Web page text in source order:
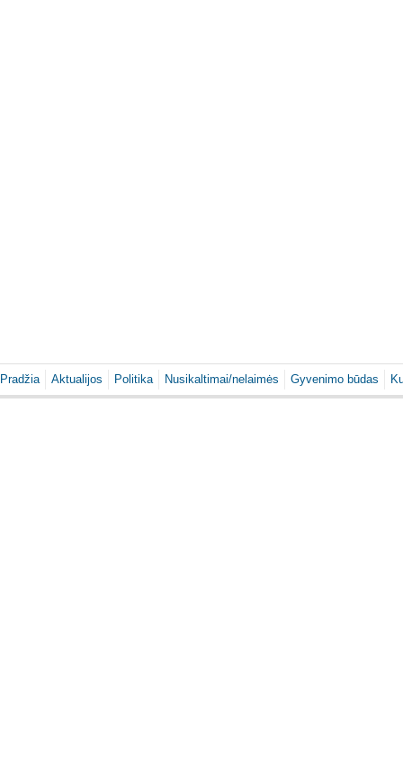
Pradžia Aktualijos Politika Nusikaltimai/nelaimės Gyvenimo būdas